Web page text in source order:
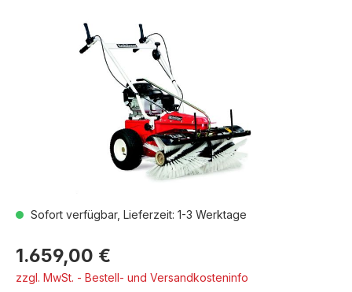
Bildergalerie überspringen
Sofort verfügbar, Lieferzeit: 1-3 Werktage
1.659,00 €
zzgl. MwSt. - Bestell- und Versandkosteninfo